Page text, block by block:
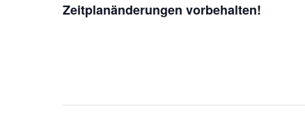
Zeitplanänderungen vorbehalten!